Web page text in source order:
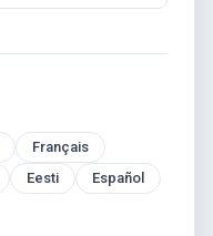
Français
Eesti
Español